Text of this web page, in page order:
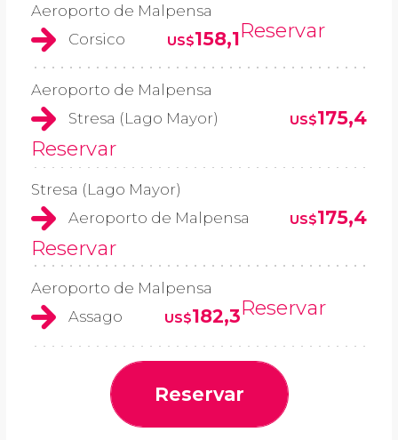
Aeroporto de Malpensa
Corsico
US$158,1Reservar
Aeroporto de Malpensa
Stresa (Lago Mayor)
US$175,4
Reservar
Stresa (Lago Mayor)
Aeroporto de Malpensa
US$175,4
Reservar
Aeroporto de Malpensa
Assago
US$182,3Reservar
Reservar